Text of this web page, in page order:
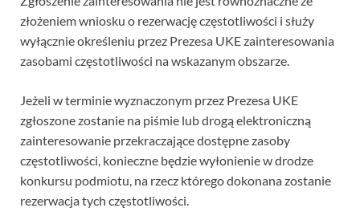
złożeniem wniosku o rezerwację częstotliwości i służy
wyłącznie określeniu przez Prezesa UKE zainteresowania
zasobami częstotliwości na wskazanym obszarze.
Jeżeli w terminie wyznaczonym przez Prezesa UKE
zgłoszone zostanie na piśmie lub drogą elektroniczną
zainteresowanie przekraczające dostępne zasoby
częstotliwości, konieczne będzie wyłonienie w drodze
konkursu podmiotu, na rzecz którego dokonana zostanie
rezerwacja tych częstotliwości.